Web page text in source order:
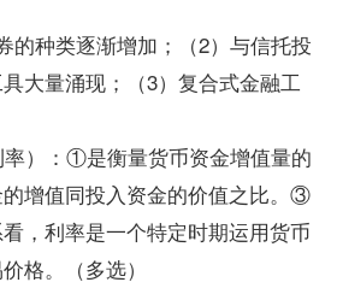
种类逐渐增加；（2）与信托投
大量涌现；（3）复合式金融工
）：①是衡量货币资金增值量的
增值同投入资金的价值之比。③
，利率是一个特定时期运用货币
格。（多选）